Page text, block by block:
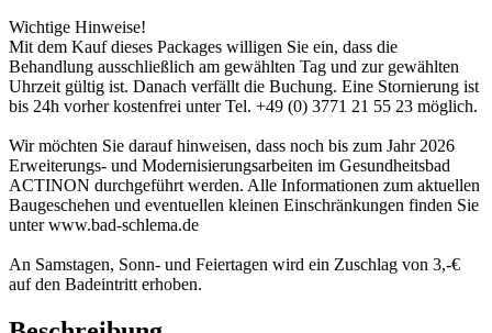
Wichtige Hinweise!
Mit dem Kauf dieses Packages willigen Sie ein, dass die
Behandlung ausschließlich am gewählten Tag und zur gewählten
Uhrzeit gültig ist. Danach verfällt die Buchung. Eine Stornierung ist
bis 24h vorher kostenfrei unter Tel. +49 (0) 3771 21 55 23 möglich.
Wir möchten Sie darauf hinweisen, dass noch bis zum Jahr 2026
Erweiterungs- und Modernisierungsarbeiten im Gesundheitsbad
ACTINON durchgeführt werden. Alle Informationen zum aktuellen
Baugeschehen und eventuellen kleinen Einschränkungen finden Sie
unter www.bad-schlema.de
An Samstagen, Sonn- und Feiertagen wird ein Zuschlag von 3,-€
auf den Badeintritt erhoben.